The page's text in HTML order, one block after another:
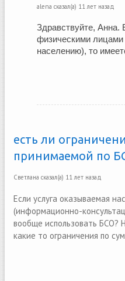
alena сказал(а) 11 лет назад
Здравствуйте, Анна.
физическими лицами
населению), то
есть ли
принимаемой по
Светлана сказал(а) 11 лет назад
Если услуга оказываемая
(информационно-
вообще использовать БСО?
какие то ограничения по